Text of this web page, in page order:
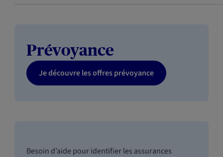
Prévoyance
Je découvre les offres prévoyance
Besoin d’aide pour identifier les assurances